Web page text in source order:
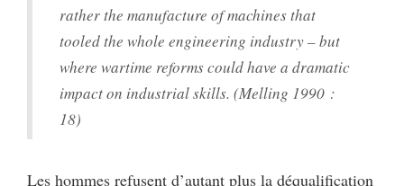
rather the manufacture of machines that
tooled the whole engineering industry – but
where wartime reforms could have a dramatic
impact on industrial skills. (Melling 1990 :
18)
Les hommes refusent d’autant plus la déqualification